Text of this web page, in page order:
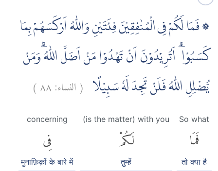
۞ فَمَا لَكُمْ فِى الْمُنٰفِقِيْنَ فِئَتَيْنِ وَاللّٰهُ اَرْكَسَهُمْ بِمَا
كَسَبُوْا ۗ اَتُرِيْدُوْنَ اَنْ تَهْدُوْا مَنْ اَضَلَّ اللّٰهُ ۗوَمَنْ
يُّضْلِلِ اللّٰهُ فَلَنْ تَجِدَ لَهٗ سَبِيْلًا (النساء:٨٨)
So what
فَمَا
तो क्या है
(is the matter) with you
لَكُمْ
तुम्हें
concerning
فِى
मुनाफ़िक़ों के बारे में